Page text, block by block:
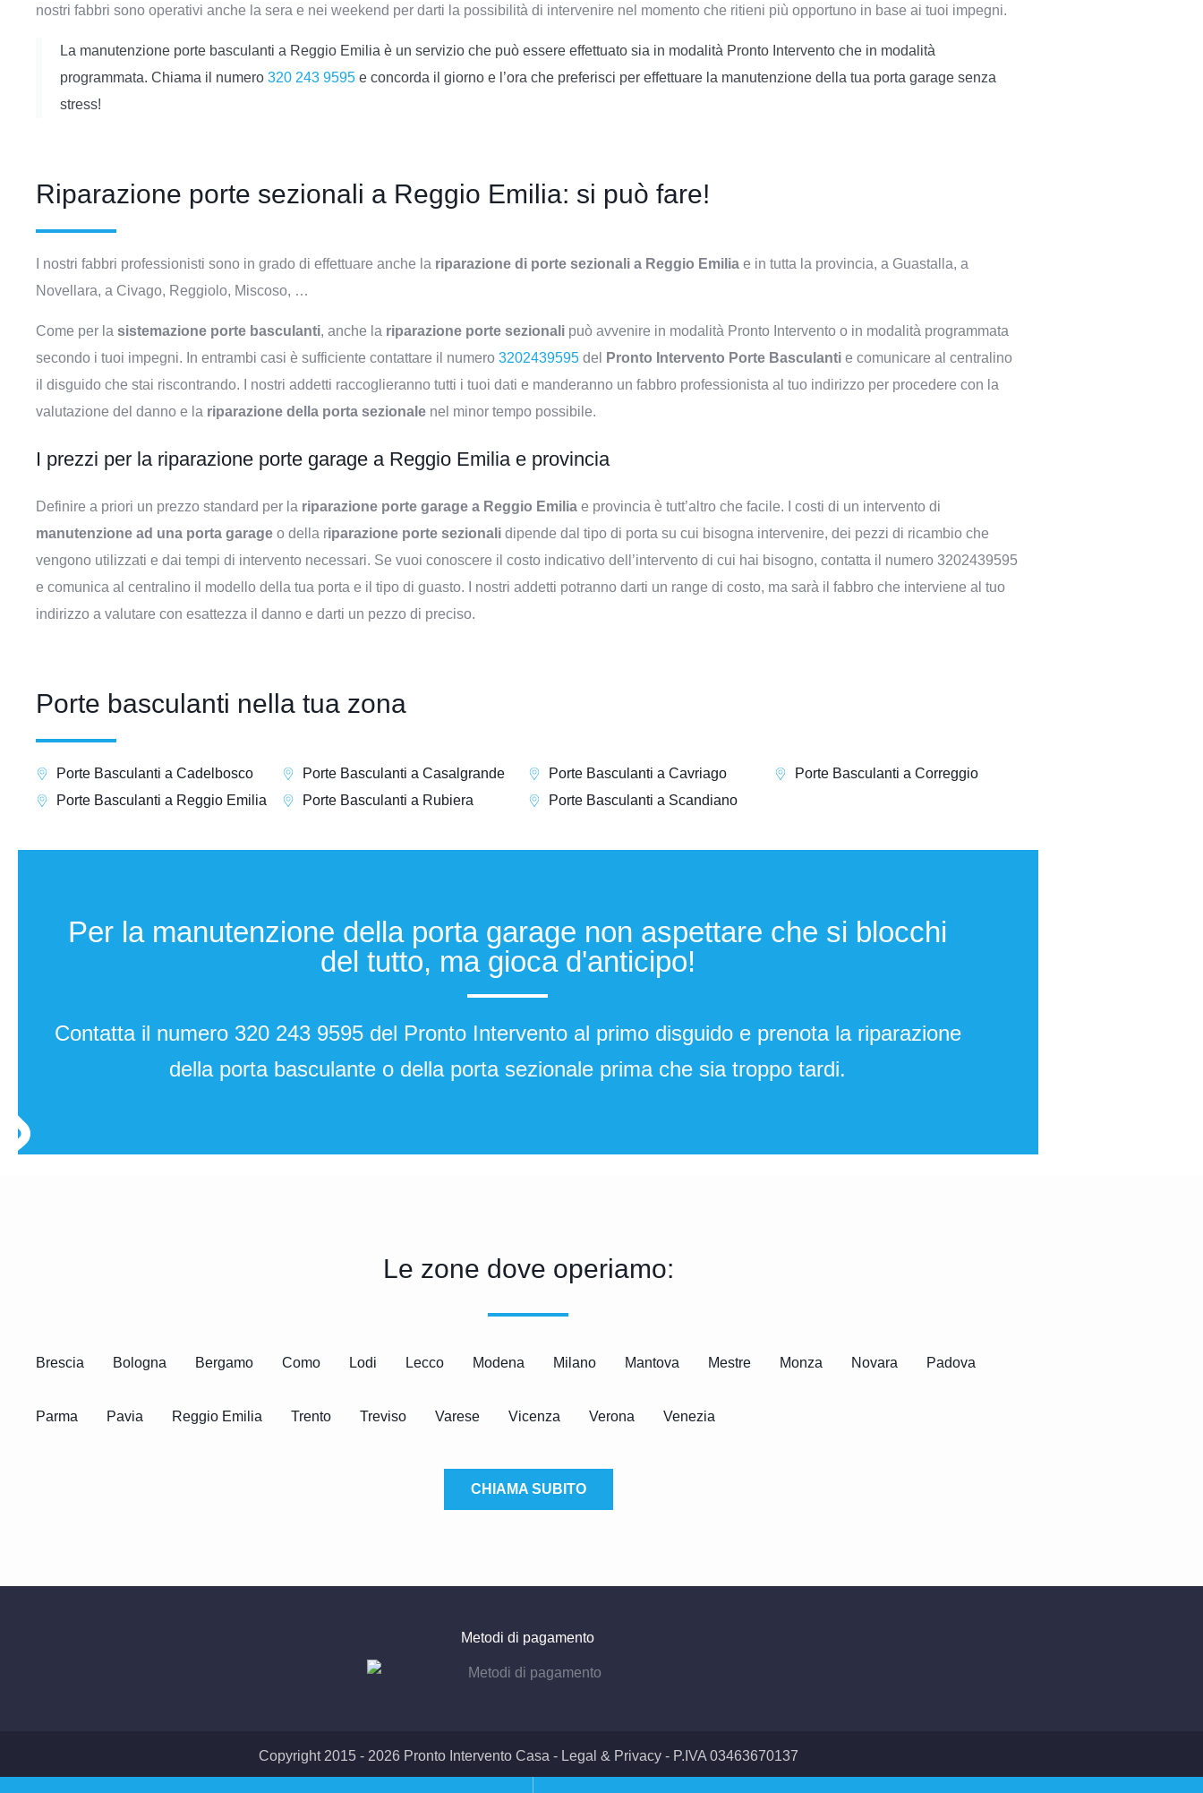
nostri fabbri sono operativi anche la sera e nei weekend per darti la possibilità di intervenire nel momento che ritieni più opportuno in base ai tuoi impegni.
La manutenzione porte basculanti a Reggio Emilia è un servizio che può essere effettuato sia in modalità Pronto Intervento che in modalità
programmata. Chiama il numero 320 243 9595 e concorda il giorno e l’ora che preferisci per effettuare la manutenzione della tua porta garage senza
stress!
Riparazione porte sezionali a Reggio Emilia: si può fare!
I nostri fabbri professionisti sono in grado di effettuare anche la riparazione di porte sezionali a Reggio Emilia e in tutta la provincia, a Guastalla, a
Novellara, a Civago, Reggiolo, Miscoso, …
Come per la sistemazione porte basculanti, anche la riparazione porte sezionali può avvenire in modalità Pronto Intervento o in modalità programmata
secondo i tuoi impegni. In entrambi casi è sufficiente contattare il numero 3202439595 del Pronto Intervento Porte Basculanti e comunicare al centralino
il disguido che stai riscontrando. I nostri addetti raccoglieranno tutti i tuoi dati e manderanno un fabbro professionista al tuo indirizzo per procedere con la
valutazione del danno e la riparazione della porta sezionale nel minor tempo possibile.
I prezzi per la riparazione porte garage a Reggio Emilia e provincia
Definire a priori un prezzo standard per la riparazione porte garage a Reggio Emilia e provincia è tutt’altro che facile. I costi di un intervento di
manutenzione ad una porta garage o della riparazione porte sezionali dipende dal tipo di porta su cui bisogna intervenire, dei pezzi di ricambio che
vengono utilizzati e dai tempi di intervento necessari. Se vuoi conoscere il costo indicativo dell’intervento di cui hai bisogno, contatta il numero 3202439595
e comunica al centralino il modello della tua porta e il tipo di guasto. I nostri addetti potranno darti un range di costo, ma sarà il fabbro che interviene al tuo
indirizzo a valutare con esattezza il danno e darti un pezzo di preciso.
Porte basculanti nella tua zona
Porte Basculanti a Cadelbosco
Porte Basculanti a Reggio Emilia
Porte Basculanti a Casalgrande
Porte Basculanti a Rubiera
Porte Basculanti a Cavriago
Porte Basculanti a Scandiano
Porte Basculanti a Correggio
Per la manutenzione della porta garage non aspettare che si blocchi
del tutto, ma gioca d'anticipo!
Contatta il numero 320 243 9595 del Pronto Intervento al primo disguido e prenota la riparazione
della porta basculante o della porta sezionale prima che sia troppo tardi.
Le zone dove operiamo:
Brescia Bologna Bergamo Como Lodi Lecco Modena Milano Mantova Mestre Monza Novara Padova
Parma Pavia Reggio Emilia Trento Treviso Varese Vicenza Verona Venezia
CHIAMA SUBITO
Metodi di pagamento
Copyright 2015 - 2026 Pronto Intervento Casa - Legal & Privacy- P.IVA 03463670137